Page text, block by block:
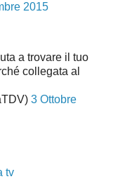
2015
a trovare il tuo
collegata al
3 Ottobre
tv